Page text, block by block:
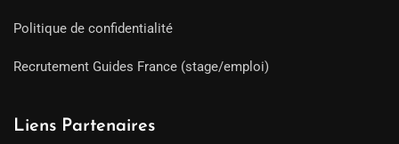
Politique de confidentialité
Recrutement Guides France (stage/emploi)
Liens Partenaires